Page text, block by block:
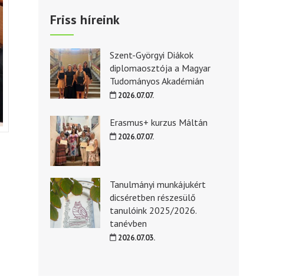
Friss híreink
Szent-Györgyi Diákok
diplomaosztója a Magyar
Tudományos Akadémián
2026.07.07.
Erasmus+ kurzus Máltán
2026.07.07.
Tanulmányi munkájukért
dicséretben részesülő
tanulóink 2025/2026.
tanévben
2026.07.03.